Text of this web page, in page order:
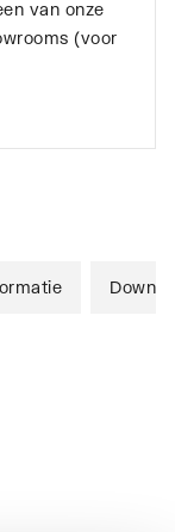
van onze
(voor